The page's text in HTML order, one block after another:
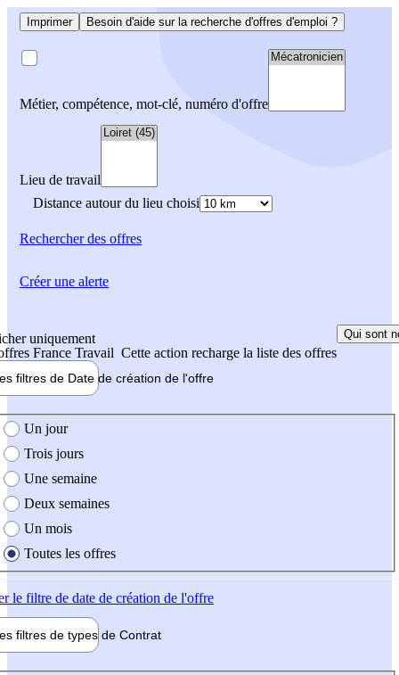
Imprimer Besoin d'aide sur la recherche d'offres d'emploi ?
Métier, compétence, mot-clé, numéro d'offre
Lieu de travail
Distance autour du lieu choisi
Rechercherdes offres
uniquement
France Travail Cette action recharge la liste des offres
Qui sont
filtres de Date de création de l'offre
création de l'offre
Un jour
Trois jours
Une semaine
Deux semaines
Un mois
Toutes les offres
le filtre de date de création de l'offre
filtres de types de Contrat
Créer une alerte